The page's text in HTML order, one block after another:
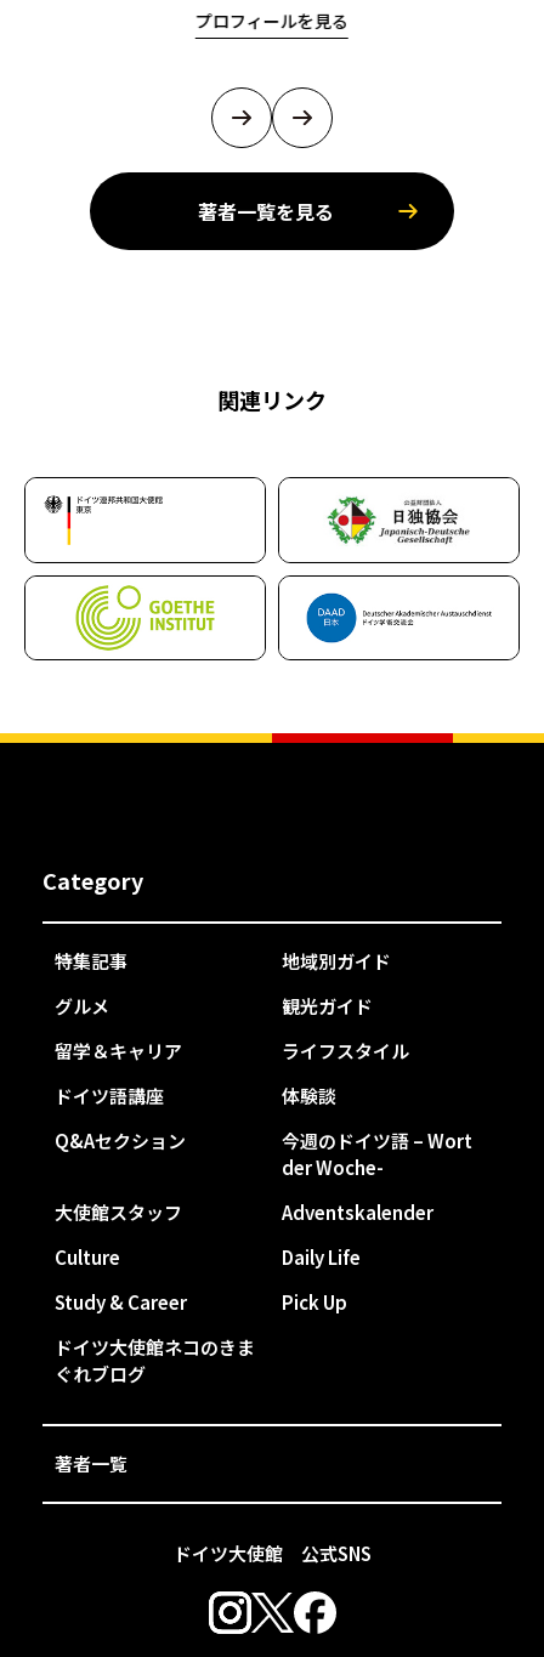
プロフィールを見る
著者一覧を見る
関連リンク
ドイツ大使館 公式SNS
Category
特集記事
地域別ガイド
グルメ
観光ガイド
留学＆キャリア
ライフスタイル
ドイツ語講座
体験談
Q&Aセクション
今週のドイツ語 – Wort
der Woche-
大使館スタッフ
Adventskalender
Culture
Daily Life
Study & Career
Pick Up
ドイツ大使館ネコのきま
ぐれブログ
著者一覧